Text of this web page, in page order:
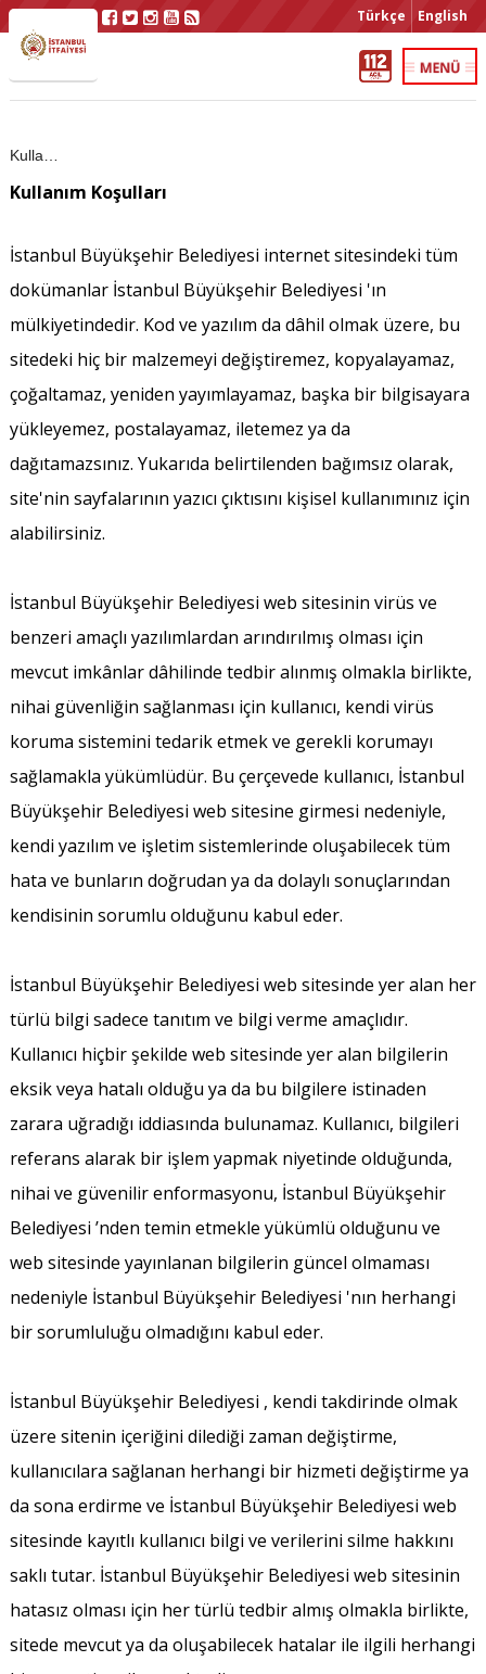
Türkçe English
Kullanım Koşulları
İstanbul Büyükşehir Belediyesi internet sitesindeki tüm
dokümanlar İstanbul Büyükşehir Belediyesi 'ın
mülkiyetindedir. Kod ve yazılım da dâhil olmak üzere, bu
sitedeki hiç bir malzemeyi değiştiremez, kopyalayamaz,
çoğaltamaz, yeniden yayımlayamaz, başka bir bilgisayara
yükleyemez, postalayamaz, iletemez ya da
dağıtamazsınız. Yukarıda belirtilenden bağımsız olarak,
site'nin sayfalarının yazıcı çıktısını kişisel kullanımınız için
alabilirsiniz.
İstanbul Büyükşehir Belediyesi web sitesinin virüs ve
benzeri amaçlı yazılımlardan arındırılmış olması için
mevcut imkânlar dâhilinde tedbir alınmış olmakla birlikte,
nihai güvenliğin sağlanması için kullanıcı, kendi virüs
koruma sistemini tedarik etmek ve gerekli korumayı
sağlamakla yükümlüdür. Bu çerçevede kullanıcı, İstanbul
Büyükşehir Belediyesi web sitesine girmesi nedeniyle,
kendi yazılım ve işletim sistemlerinde oluşabilecek tüm
hata ve bunların doğrudan ya da dolaylı sonuçlarından
kendisinin sorumlu olduğunu kabul eder.
İstanbul Büyükşehir Belediyesi web sitesinde yer alan her
türlü bilgi sadece tanıtım ve bilgi verme amaçlıdır.
Kullanıcı hiçbir şekilde web sitesinde yer alan bilgilerin
eksik veya hatalı olduğu ya da bu bilgilere istinaden
zarara uğradığı iddiasında bulunamaz. Kullanıcı, bilgileri
referans alarak bir işlem yapmak niyetinde olduğunda,
nihai ve güvenilir enformasyonu, İstanbul Büyükşehir
Belediyesi ’nden temin etmekle yükümlü olduğunu ve
web sitesinde yayınlanan bilgilerin güncel olmaması
nedeniyle İstanbul Büyükşehir Belediyesi 'nın herhangi
bir sorumluluğu olmadığını kabul eder.
İstanbul Büyükşehir Belediyesi , kendi takdirinde olmak
üzere sitenin içeriğini dilediği zaman değiştirme,
kullanıcılara sağlanan herhangi bir hizmeti değiştirme ya
da sona erdirme ve İstanbul Büyükşehir Belediyesi web
sitesinde kayıtlı kullanıcı bilgi ve verilerini silme hakkını
saklı tutar. İstanbul Büyükşehir Belediyesi web sitesinin
hatasız olması için her türlü tedbir almış olmakla birlikte,
sitede mevcut ya da oluşabilecek hatalar ile ilgili herhangi